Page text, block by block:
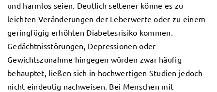
und harmlos seien. Deutlich seltener könne es zu
leichten Veränderungen der Leberwerte oder zu einem
geringfügig erhöhten Diabetesrisiko kommen.
Gedächtnisstörungen, Depressionen oder
Gewichtszunahme hingegen würden zwar häufig
behauptet, ließen sich in hochwertigen Studien jedoch
nicht eindeutig nachweisen. Bei Menschen mit